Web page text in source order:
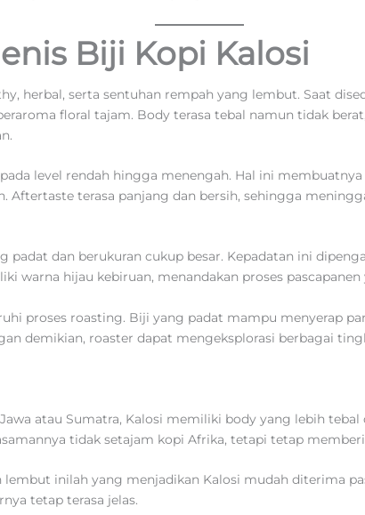
Biji Kopi Kalosi
herbal, serta sentuhan rempah yang lembut. Saat
floral tajam. Body terasa tebal namun tidak
level rendah hingga menengah. Hal ini
Aftertaste terasa panjang dan bersih, sehingga
padat dan berukuran cukup besar. Kepadatan ini
warna hijau kebiruan, menandakan proses pascapanen
proses roasting. Biji yang padat mampu menyerap
demikian, roaster dapat mengeksplorasi berbagai
atau Sumatra, Kalosi memiliki body yang lebih
tidak setajam kopi Afrika, tetapi tetap
lembut inilah yang menjadikan Kalosi mudah diterima
tetap terasa jelas.